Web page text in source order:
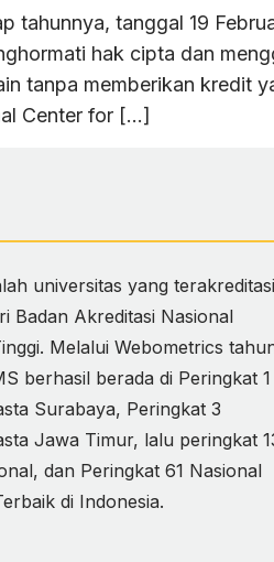
tahunnya, tanggal 19
hak cipta dan
tanpa memberikan kredit
Center for […]
universitas yang terakreditasi
Badan Akreditasi Nasional
Melalui Webometrics
berhasil berada di Peringkat 1
Surabaya, Peringkat 3
Jawa Timur, lalu peringkat
dan Peringkat 61 Nasional
di Indonesia.